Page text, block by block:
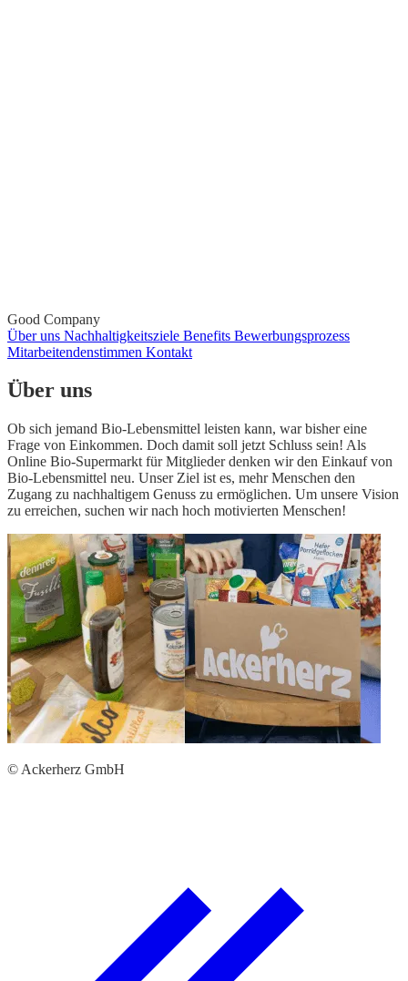
Good Company
Über uns Nachhaltigkeitsziele Benefits Bewerbungsprozess
Mitarbeitendenstimmen Kontakt
Über uns
Ob sich jemand Bio-Lebensmittel leisten kann, war bisher eine
Frage von Einkommen. Doch damit soll jetzt Schluss sein! Als
Online Bio-Supermarkt für Mitglieder denken wir den Einkauf von
Bio-Lebensmittel neu. Unser Ziel ist es, mehr Menschen den
Zugang zu nachhaltigem Genuss zu ermöglichen. Um unsere Vision
zu erreichen, suchen wir nach hoch motivierten Menschen!
© Ackerherz GmbH